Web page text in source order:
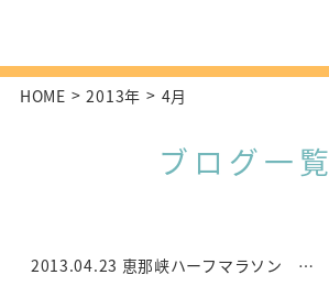
HOME 2013年 4月
ブログ一覧
2013.04.23 恵那峡ハーフマラソン …